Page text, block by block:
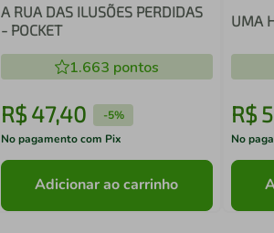
A RUA DAS ILUSÕES PERDIDAS
- POCKET
1.663 pontos
R$47,40 -5%
No pagamento com Pix
Adicionar ao carrinho
UMA
R$
No